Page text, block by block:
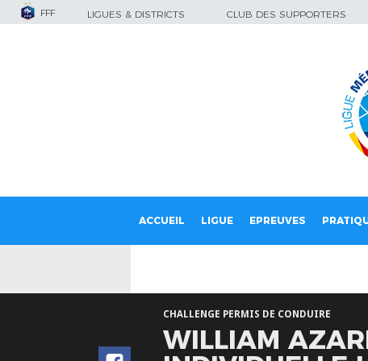
FFF LIGUES & DISTRICTS CLUB DES SUPPORTERS
ACCUEIL LIGUE EPREUVES
CHALLENGE PERMIS DE CONDUIRE
WILLIAM